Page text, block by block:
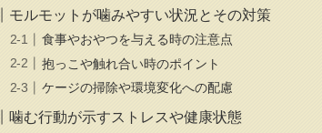
モルモットが噛みやすい状況とその対策
食事やおやつを与える時の注意点
抱っこや触れ合い時のポイント
ケージの掃除や環境変化への配慮
噛む行動が示すストレスや健康状態